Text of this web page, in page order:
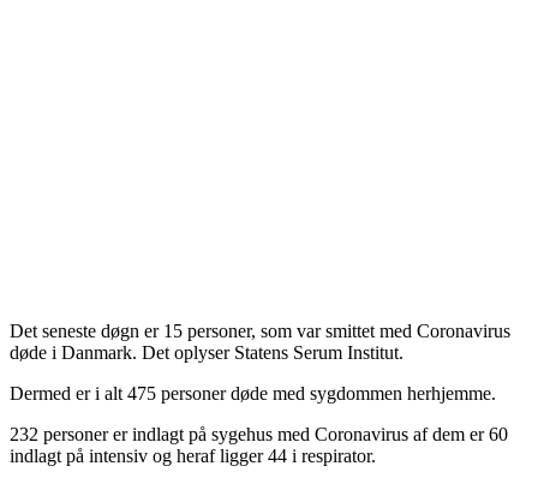
Det seneste døgn er 15 personer, som var smittet med Coronavirus
døde i Danmark. Det oplyser Statens Serum Institut.
Dermed er i alt 475 personer døde med sygdommen herhjemme.
232 personer er indlagt på sygehus med Coronavirus af dem er 60
indlagt på intensiv og heraf ligger 44 i respirator.